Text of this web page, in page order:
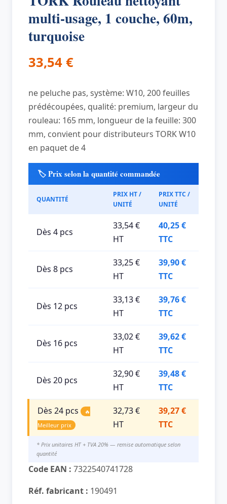
multi-usage, 1 couche, 60m,
turquoise
33,54 €
ne peluche pas, système: W10, 200 feuilles
prédécoupées, qualité: premium, largeur du
rouleau: 165 mm, longueur de la feuille: 300
mm, convient pour distributeurs TORK W10
en paquet de 4
🏷️ Prix selon la quantité commandée
QUANTITÉ
PRIX HT /
UNITÉ
PRIX TTC /
UNITÉ
Dès 4 pcs
33,54 €
HT
40,25 €
TTC
Dès 8 pcs
33,25 €
HT
39,90 €
TTC
Dès 12 pcs
33,13 €
HT
39,76 €
TTC
Dès 16 pcs
33,02 €
HT
39,62 €
TTC
Dès 20 pcs
32,90 €
HT
39,48 €
TTC
Dès 24 pcs
🔥
Meilleur prix
32,73 €
HT
39,27 €
TTC
* Prix unitaires HT + TVA 20% — remise automatique selon
quantité
Code EAN : 7322540741728
Réf. fabricant : 190491